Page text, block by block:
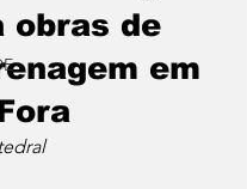
obras de
em